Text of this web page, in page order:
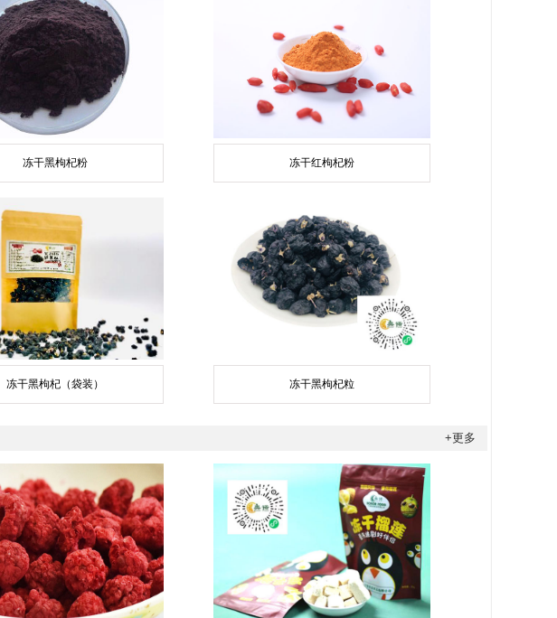
冻干黑枸杞粉 冻干红枸杞粉
冻干黑枸杞（袋装） 冻干黑枸杞粒
+更多